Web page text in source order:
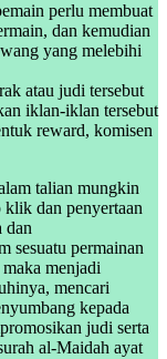
perlu membuat
dan kemudian
yang melebihi
atau judi tersebut
iklan-iklan tersebut
reward, komisen
talian mungkin
klik dan penyertaan
dan
sesuatu permainan
maka menjadi
mencari
kepada
judi serta
al-Maidah ayat